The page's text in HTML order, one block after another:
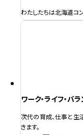
わたしたちは北海道コ
ワーク・ライフ・バ
次代の育成、仕事と生
きます。